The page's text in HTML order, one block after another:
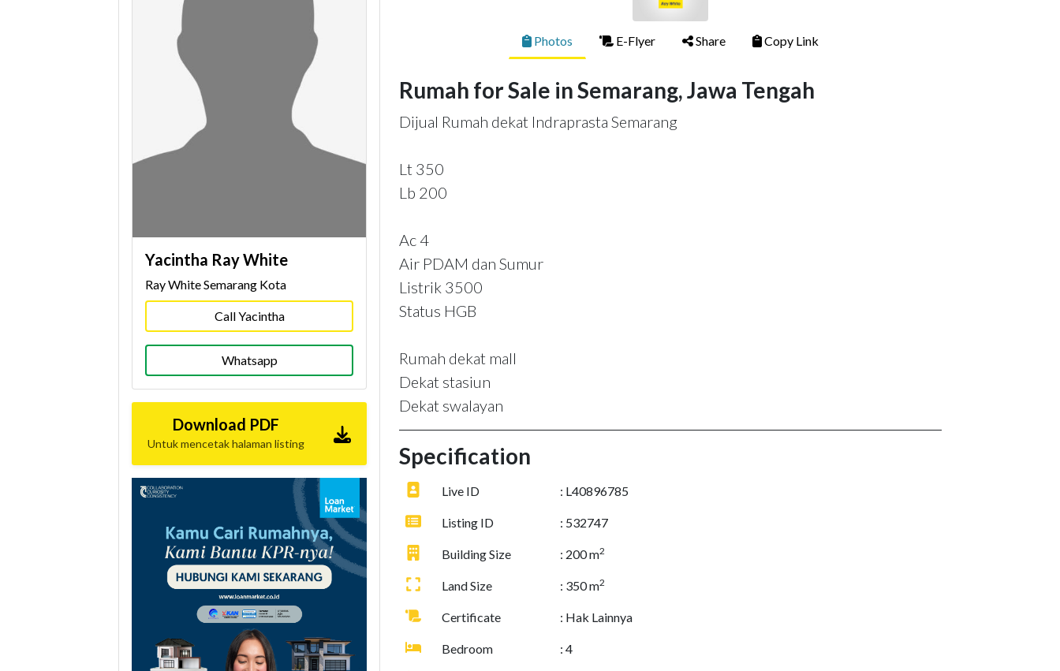
Yacintha Ray White
Ray White Semarang Kota
Call Yacintha
Whatsapp
Download PDF
Untuk mencetak halaman listing
Photos E-Flyer Share Copy Link
Rumah for Sale in Semarang, Jawa Tengah
Dijual Rumah dekat Indraprasta Semarang
Lt 350
Lb 200
Ac 4
Air PDAM dan Sumur
Listrik 3500
Status HGB
Rumah dekat mall
Dekat stasiun
Dekat swalayan
Specification
Live ID : L40896785
Listing ID : 532747
Building Size : 200 m2
Land Size : 350 m2
Certificate : Hak Lainnya
Bedroom : 4